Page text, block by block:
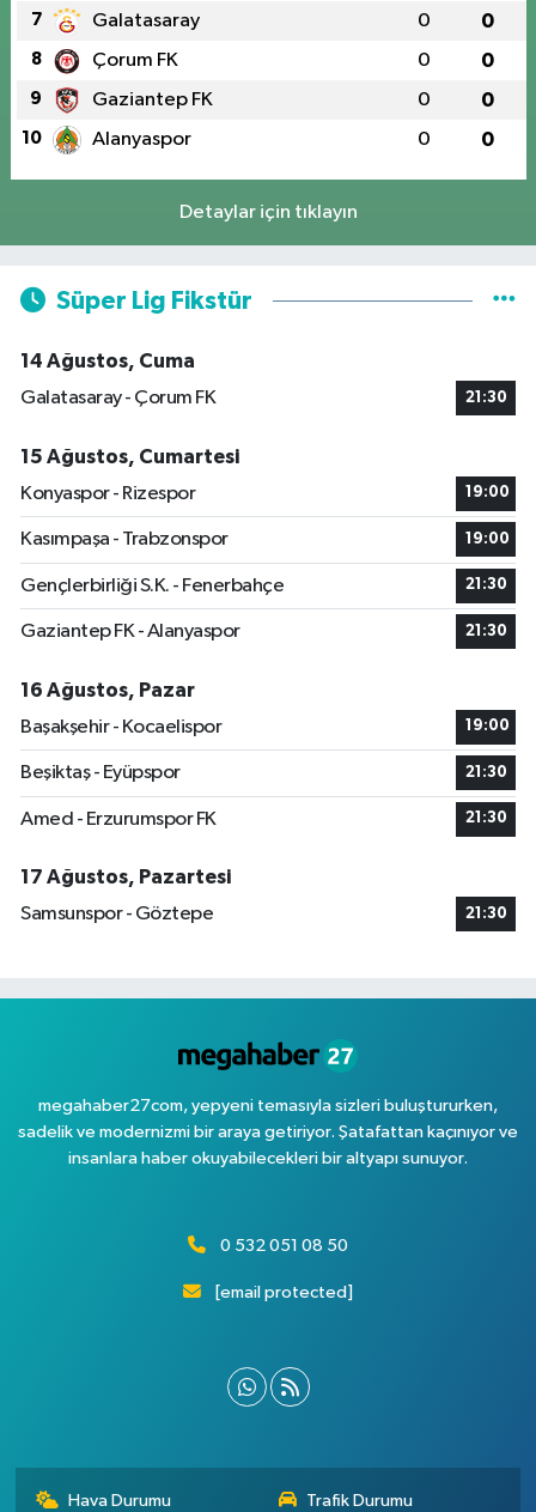
7 Galatasaray 0 0
8 Çorum FK 0 0
9 Gaziantep FK 0 0
10 Alanyaspor 0 0
Detaylar için tıklayın
Süper Lig Fikstür
14 Ağustos, Cuma
Galatasaray - Çorum FK
21:30
15 Ağustos, Cumartesi
Konyaspor - Rizespor
19:00
Kasımpaşa - Trabzonspor 19:00
Gençlerbirliği S.K. - Fenerbahçe 21:30
Gaziantep FK - Alanyaspor 21:30
16 Ağustos, Pazar
Başakşehir - Kocaelispor
19:00
Beşiktaş - Eyüpspor 21:30
Amed - Erzurumspor FK 21:30
17 Ağustos, Pazartesi
Samsunspor - Göztepe
21:30
megahaber27com, yepyeni temasıyla sizleri buluştururken,
sadelik ve modernizmi bir araya getiriyor. Şatafattan kaçınıyor ve
insanlara haber okuyabilecekleri bir altyapı sunuyor.
0 532 051 08 50
[email protected]
Hava Durumu Trafik Durumu